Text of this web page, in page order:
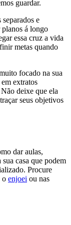
guardar.
e
á longo
essa cruz a vida
metas quando
focado na sua
extratos
deixe que ela
seus objetivos
dar aulas,
casa que podem
Procure
o enjoei ou nas